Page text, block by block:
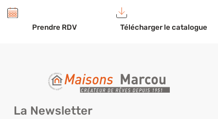
Prendre RDV Télécharger le catalogue
La Newsletter